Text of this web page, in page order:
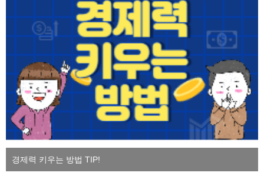
경제력 키우는 방법 TIP!